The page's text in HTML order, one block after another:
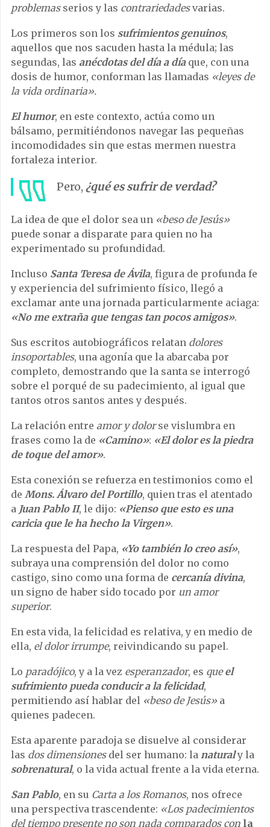
problemasserios y las contrariedadesvarias.
Los primeros son los sufrimientos genuinos,
aquellos que nos sacuden hasta la médula; las
segundas, las anécdotas del día a díaque, con una
dosis de humor, conforman las llamadas «leyes de
la vida ordinaria».
El humor, en este contexto, actúa como un
bálsamo, permitiéndonos navegar las pequeñas
incomodidades sin que estas mermen nuestra
fortaleza interior.
Pero, ¿qué es sufrir de verdad?
La idea de que el dolor sea un «beso de Jesús»
puede sonar a disparate para quien no ha
experimentado su profundidad.
Incluso Santa Teresa de Ávila, figura de profunda fe
y experiencia del sufrimiento físico, llegó a
exclamar ante una jornada particularmente aciaga:
«No me extraña que tengas tan pocos amigos».
Sus escritos autobiográficos relatan dolores
insoportables, una agonía que la abarcaba por
completo, demostrando que la santa se interrogó
sobre el porqué de su padecimiento, al igual que
tantos otros santos antes y después.
La relación entre amor y dolorse vislumbra en
frases como la de «Camino»: «El dolor es la piedra
de toque del amor».
Esta conexión se refuerza en testimonios como el
de Mons. Álvaro del Portillo, quien tras el atentado
a Juan Pablo II, le dijo: «Pienso que esto es una
caricia que le ha hecho la Virgen».
La respuesta del Papa, «Yo también lo creo así»,
subraya una comprensión del dolor no como
castigo, sino como una forma de cercanía divina,
un signo de haber sido tocado por un amor
superior.
En esta vida, la felicidad es relativa, y en medio de
ella, el dolor irrumpe, reivindicando su papel.
Lo paradójico, y a la vez esperanzador, es queel
sufrimiento pueda conducir a la felicidad,
permitiendo así hablar del «beso de Jesús» a
quienes padecen.
Esta aparente paradoja se disuelve al considerar
las dos dimensionesdel ser humano: la naturaly la
sobrenatural, o la vida actual frente a la vida eterna.
San Pablo, en su Carta a los Romanos, nos ofrece
una perspectiva trascendente: «Los padecimientos
del tiempo presente no son nada comparados con la